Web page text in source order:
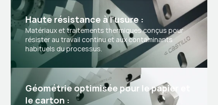
Haute résistance à l'usure :
Matériaux et traitements thermiques conçus pour
résister au travail continu et aux contaminants
habituels du processus.
Géométrie optimisée pour le papier et
le carton :